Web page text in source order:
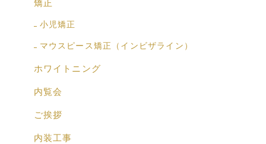
小児矯正
マウスピース矯正（インビザライン）
ホワイトニング
内覧会
ご挨拶
内装工事